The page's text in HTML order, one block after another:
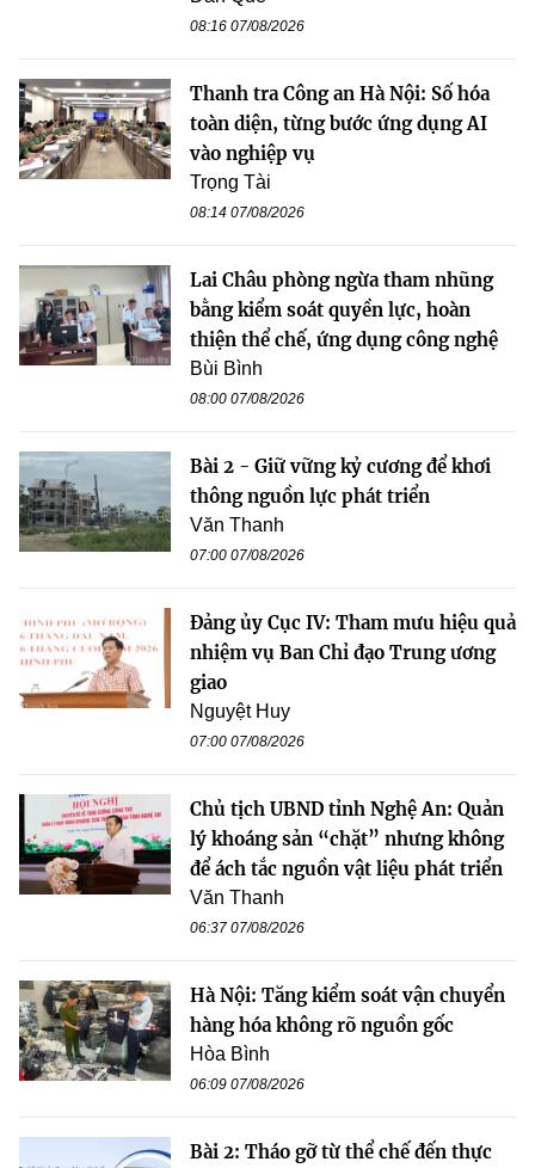
08:16 07/08/2026
Thanh tra Công an Hà Nội: Số hóa
toàn diện, từng bước ứng dụng AI
vào nghiệp vụ
Trọng Tài
08:14 07/08/2026
Lai Châu phòng ngừa tham nhũng
bằng kiểm soát quyền lực, hoàn
thiện thể chế, ứng dụng công nghệ
Bùi Bình
08:00 07/08/2026
Bài 2 - Giữ vững kỷ cương để khơi
thông nguồn lực phát triển
Văn Thanh
07:00 07/08/2026
Đảng ủy Cục IV: Tham mưu hiệu quả
nhiệm vụ Ban Chỉ đạo Trung ương
giao
Nguyệt Huy
07:00 07/08/2026
Chủ tịch UBND tỉnh Nghệ An: Quản
lý khoáng sản “chặt” nhưng không
để ách tắc nguồn vật liệu phát triển
Văn Thanh
06:37 07/08/2026
Hà Nội: Tăng kiểm soát vận chuyển
hàng hóa không rõ nguồn gốc
Hòa Bình
06:09 07/08/2026
Bài 2: Tháo gỡ từ thể chế đến thực